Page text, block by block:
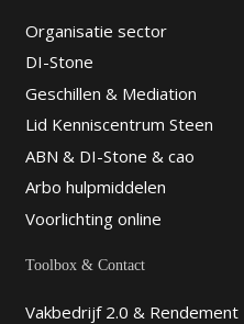
Organisatie sector
DI-Stone
Geschillen & Mediation
Lid Kenniscentrum Steen
ABN & DI-Stone & cao
Arbo hulpmiddelen
Voorlichting online
Toolbox & Contact
Vakbedrijf 2.0 & Rendement